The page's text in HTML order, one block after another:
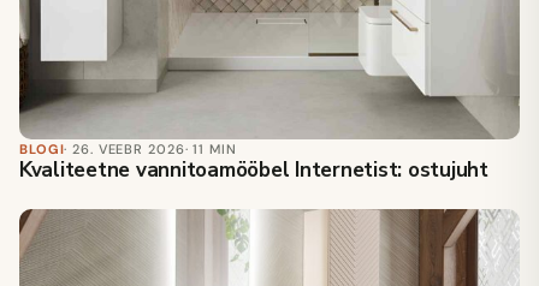
BLOGI· 26. VEEBR 2026· 11 MIN
Kvaliteetne vannitoamööbel Internetist: ostujuht